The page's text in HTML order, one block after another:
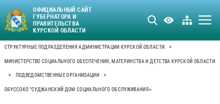
ОФИЦИАЛЬНЫЙ САЙТ
ГУБЕРНАТОРА И
ПРАВИТЕЛЬСТВА
КУРСКОЙ ОБЛАСТИ
СТРУКТУРНЫЕ ПОДРАЗДЕЛЕНИЯ АДМИНИСТРАЦИИ КУРСКОЙ ОБЛАСТИ >
МИНИСТЕРСТВО СОЦИАЛЬНОГО ОБЕСПЕЧЕНИЯ, МАТЕРИНСТВА И ДЕТСТВА КУРСКОЙ ОБЛАСТИ
> ПОДВЕДОМСТВЕННЫЕ ОРГАНИЗАЦИИ >
ОБУССОКО "СУДЖАНСКИЙ ДОМ СОЦИАЛЬНОГО ОБСЛУЖИВАНИЯ»